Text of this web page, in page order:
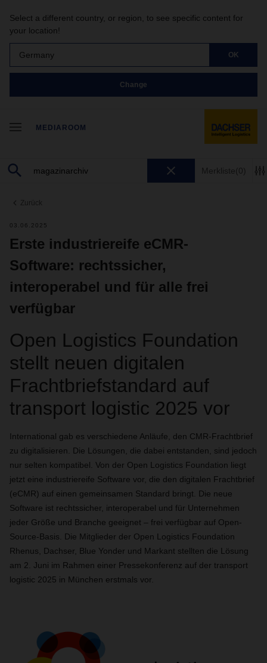
Select a different country, or region, to see specific content for
your location!
Germany OK
Change
MEDIAROOM
Merkliste(0)
Zurück
03.06.2025
Erste industriereife eCMR-
Software: rechtssicher,
interoperabel und für alle frei
verfügbar
Open Logistics Foundation
stellt neuen digitalen
Frachtbriefstandard auf
transport logistic 2025 vor
International gab es verschiedene Anläufe, den CMR-Frachtbrief
zu digitalisieren. Die Lösungen, die dabei entstanden, sind jedoch
nur selten kompatibel. Von der Open Logistics Foundation liegt
jetzt eine industriereife Software vor, die den digitalen Frachtbrief
(eCMR) auf einen gemeinsamen Standard bringt. Die neue
Software ist rechtssicher, interoperabel und für Unternehmen
jeder Größe und Branche geeignet – frei verfügbar auf Open-
Source-Basis. Die Mitglieder der Open Logistics Foundation
Rhenus, Dachser, Blue Yonder und Markant stellten die Lösung
am 2. Juni im Rahmen einer Pressekonferenz auf der transport
logistic 2025 in München erstmals vor.